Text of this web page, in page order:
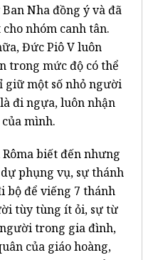
Nha đồng ý và đã
nhóm canh tân.
Đức Piô V luôn
trong mức độ có thể
giữ một số nhỏ người
đi ngựa, luôn nhận
mình.
biết đến nhưng
phụng vụ, sự thánh
bộ để viếng 7 thánh
tùy tùng ít ỏi, sự từ
trong gia đình,
của giáo hoàng,